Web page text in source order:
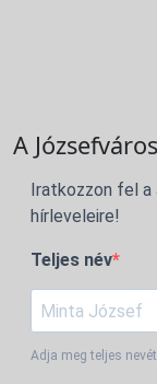
A
Iratkozzon fel a
hírleveleire!
Teljes név
Adja meg teljes